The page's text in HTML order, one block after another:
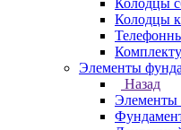
Колодцы
Колодцы
Элементы
Назад
Элементы